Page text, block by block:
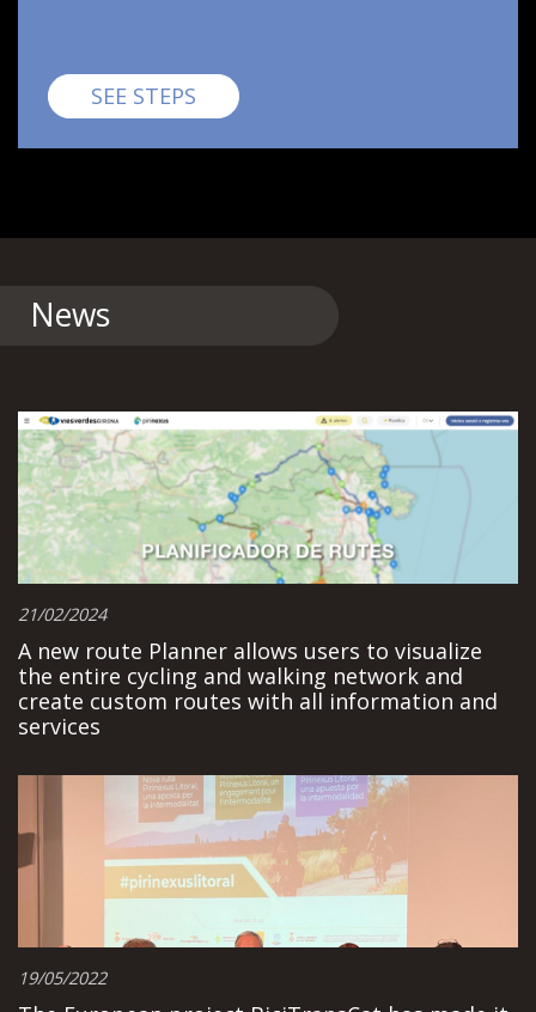
SEE STEPS Pirinexus
News
21/02/2024
A new route Planner allows users to visualize
the entire cycling and walking network and
create custom routes with all information and
services
19/05/2022